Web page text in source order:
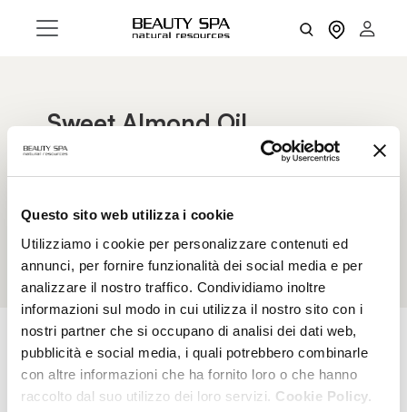
Questo sito web utilizza i cookie
Utilizziamo i cookie per personalizzare contenuti ed
annunci, per fornire funzionalità dei social media e per
analizzare il nostro traffico. Condividiamo inoltre
informazioni sul modo in cui utilizza il nostro sito con i
nostri partner che si occupano di analisi dei dati web,
pubblicità e social media, i quali potrebbero combinarle
con altre informazioni che ha fornito loro o che hanno
raccolto dal suo utilizzo dei loro servizi. Cookie Policy.
Sweet Almond Oil
Sweet Almond oil – known in the cosmetic
properties – provides nourishment and elasticity,
FILTERS RESET FILTERS